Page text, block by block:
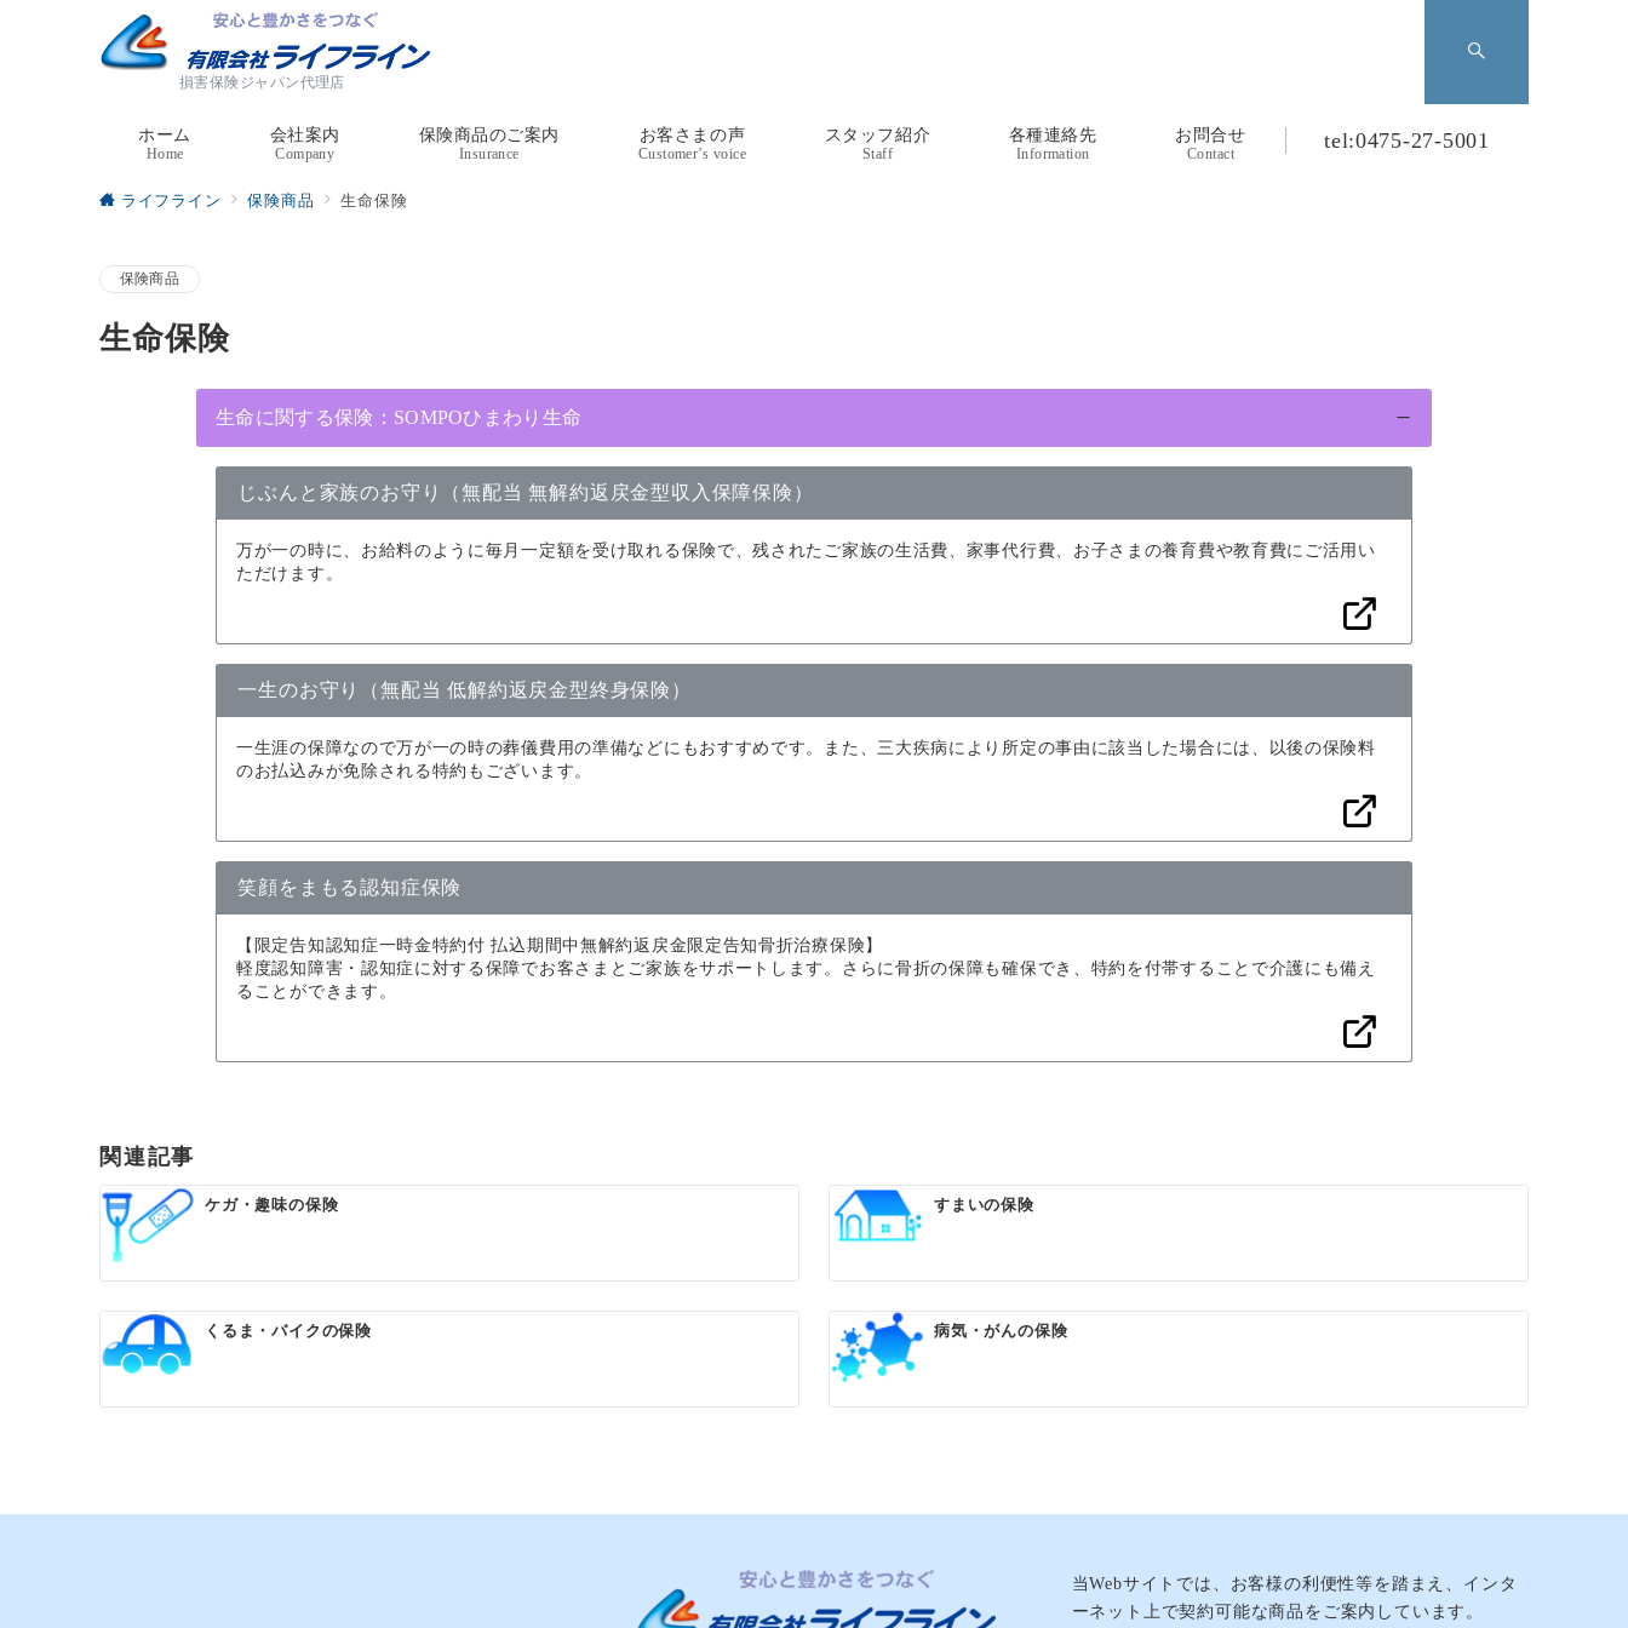
損害保険ジャパン代理店
ホーム
Home
会社案内
Company
保険商品のご案内
Insurance
お客さまの声
Customer’s voice
スタッフ紹介
Staff
各種連絡先
Information
お問合せ
Contact
tel:0475-27-5001
ライフライン 保険商品 生命保険
保険商品
生命保険
生命に関する保険：SOMPOひまわり生命
じぶんと家族のお守り（無配当 無解約返戻金型収入保障保険）
万が一の時に、お給料のように毎月一定額を受け取れる保険で、残されたご家族の生活費、家事代行費、お子さまの養育費や教育費にご活用い
ただけます。
一生のお守り（無配当 低解約返戻金型終身保険）
一生涯の保障なので万が一の時の葬儀費用の準備などにもおすすめです。また、三大疾病により所定の事由に該当した場合には、以後の保険料
のお払込みが免除される特約もございます。
笑顔をまもる認知症保険
【限定告知認知症一時金特約付 払込期間中無解約返戻金限定告知骨折治療保険】
軽度認知障害・認知症に対する保障でお客さまとご家族をサポートします。さらに骨折の保障も確保でき、特約を付帯することで介護にも備え
ることができます。
関連記事
ケガ・趣味の保険 すまいの保険
くるま・バイクの保険 病気・がんの保険
当Webサイトでは、お客様の利便性等を踏まえ、インタ
ーネット上で契約可能な商品をご案内しています。